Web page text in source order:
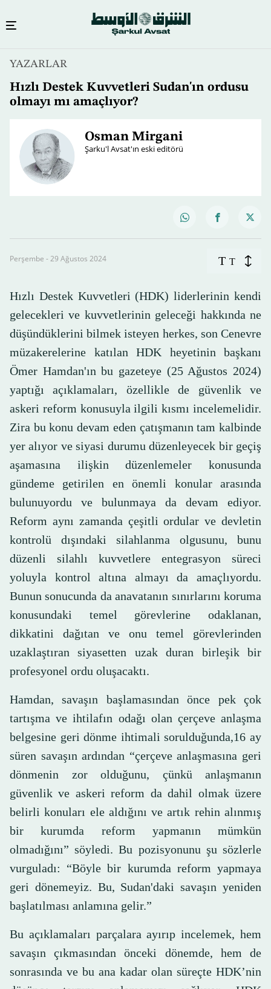
YAZARLAR
Hızlı Destek Kuvvetleri Sudan'ın ordusu
olmayı mı amaçlıyor?
Osman Mirgani
Şarku'l Avsat'ın eski editörü
Perşembe - 29 Ağustos 2024 T T
Hızlı Destek Kuvvetleri (HDK) liderlerinin kendi
gelecekleri ve kuvvetlerinin geleceği hakkında ne
düşündüklerini bilmek isteyen herkes, son Cenevre
müzakerelerine katılan HDK heyetinin başkanı
Ömer Hamdan'ın bu gazeteye (25 Ağustos 2024)
yaptığı açıklamaları, özellikle de güvenlik ve
askeri reform konusuyla ilgili kısmı incelemelidir.
Zira bu konu devam eden çatışmanın tam kalbinde
yer alıyor ve siyasi durumu düzenleyecek bir geçiş
aşamasına ilişkin düzenlemeler konusunda
gündeme getirilen en önemli konular arasında
bulunuyordu ve bulunmaya da devam ediyor.
Reform aynı zamanda çeşitli ordular ve devletin
kontrolü dışındaki silahlanma olgusunu, bunu
düzenli silahlı kuvvetlere entegrasyon süreci
yoluyla kontrol altına almayı da amaçlıyordu.
Bunun sonucunda da anavatanın sınırlarını koruma
konusundaki temel görevlerine odaklanan,
dikkatini dağıtan ve onu temel görevlerinden
uzaklaştıran siyasetten uzak duran birleşik bir
profesyonel ordu oluşacaktı.
Hamdan, savaşın başlamasından önce pek çok
tartışma ve ihtilafın odağı olan çerçeve anlaşma
belgesine geri dönme ihtimali sorulduğunda,16 ay
süren savaşın ardından “çerçeve anlaşmasına geri
dönmenin zor olduğunu, çünkü anlaşmanın
güvenlik ve askeri reform da dahil olmak üzere
belirli konuları ele aldığını ve artık rehin alınmış
bir kurumda reform yapmanın mümkün
olmadığını” söyledi. Bu pozisyonunu şu sözlerle
vurguladı: “Böyle bir kurumda reform yapmaya
geri dönemeyiz. Bu, Sudan'daki savaşın yeniden
başlatılması anlamına gelir.”
Bu açıklamaları parçalara ayırıp incelemek, hem
savaşın çıkmasından önceki dönemde, hem de
sonrasında ve bu ana kadar olan süreçte HDK’nin